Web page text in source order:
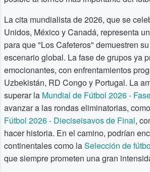
La cita mundialista de 2026, que se
Unidos, México y Canadá, representa
para que "Los Cafeteros" demuestren
escenario global. La fase de grupos ya
emocionantes, con enfrentamientos
Uzbekistán, RD Congo y Portugal. La
superar la Mundial de Fútbol 2026 -
avanzar a las rondas eliminatorias,
Fútbol 2026 - Dieciseisavos de Final,
hacer historia. En el camino, podrían
continentales como laSelección de
que siempre prometen una gran